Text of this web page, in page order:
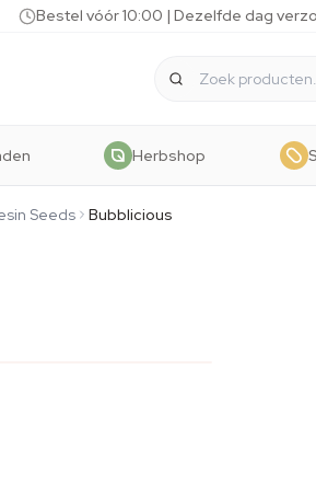
Bestel vóór 10:00 | Dezelfde dag
Herbshop
Seeds Bubblicious